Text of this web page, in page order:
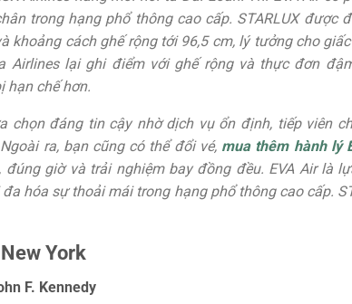
trong hạng phổ thông cao cấp. STARLUX được
khoảng cách ghế rộng tới 96,5 cm, lý tưởng cho
Airlines lại ghi điểm với ghế rộng và thực đơn
hạn chế hơn.
chọn đáng tin cậy nhờ dịch vụ ổn định, tiếp viên
ra, bạn cũng có thể đổi vé, mua thêm hành lý
giờ và trải nghiệm bay đồng đều. EVA Air là
hóa sự thoải mái trong hạng phổ thông cao cấp.
York
F. Kennedy